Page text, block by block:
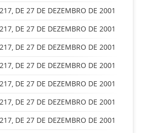
DE 27 DE DEZEMBRO DE 2001
DE 27 DE DEZEMBRO DE 2001
DE 27 DE DEZEMBRO DE 2001
DE 27 DE DEZEMBRO DE 2001
DE 27 DE DEZEMBRO DE 2001
DE 27 DE DEZEMBRO DE 2001
DE 27 DE DEZEMBRO DE 2001